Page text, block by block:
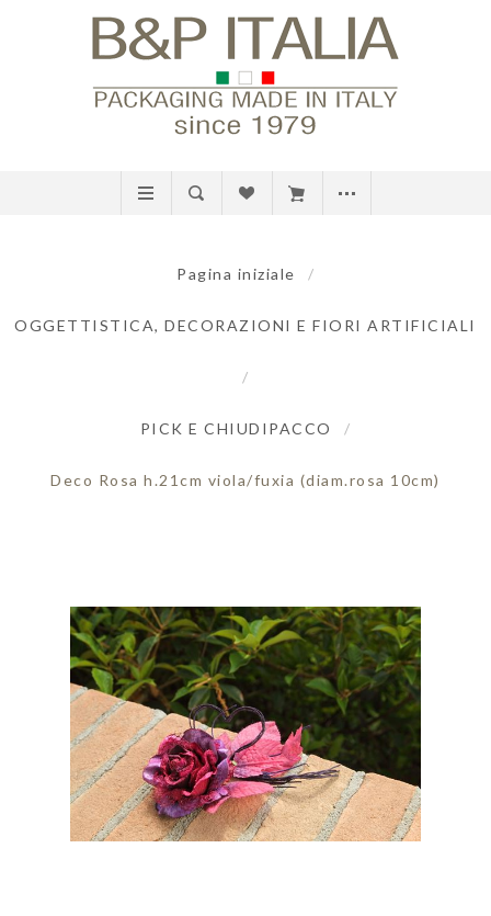
Pagina iniziale /
OGGETTISTICA, DECORAZIONI E FIORI ARTIFICIALI
/
PICK E CHIUDIPACCO /
Deco Rosa h.21cm viola/fuxia (diam.rosa 10cm)